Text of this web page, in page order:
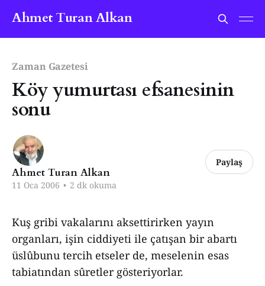
Ahmet Turan Alkan
Zaman Gazetesi
Köy yumurtası efsanesinin
sonu
Ahmet Turan Alkan
11 Oca 2006 • 2 dk okuma
Paylaş
Kuş gribi vakalarını aksettirirken yayın
organları, işin ciddiyeti ile çatışan bir abartı
üslûbunu tercih etseler de, meselenin esas
tabiatından sûretler gösteriyorlar.